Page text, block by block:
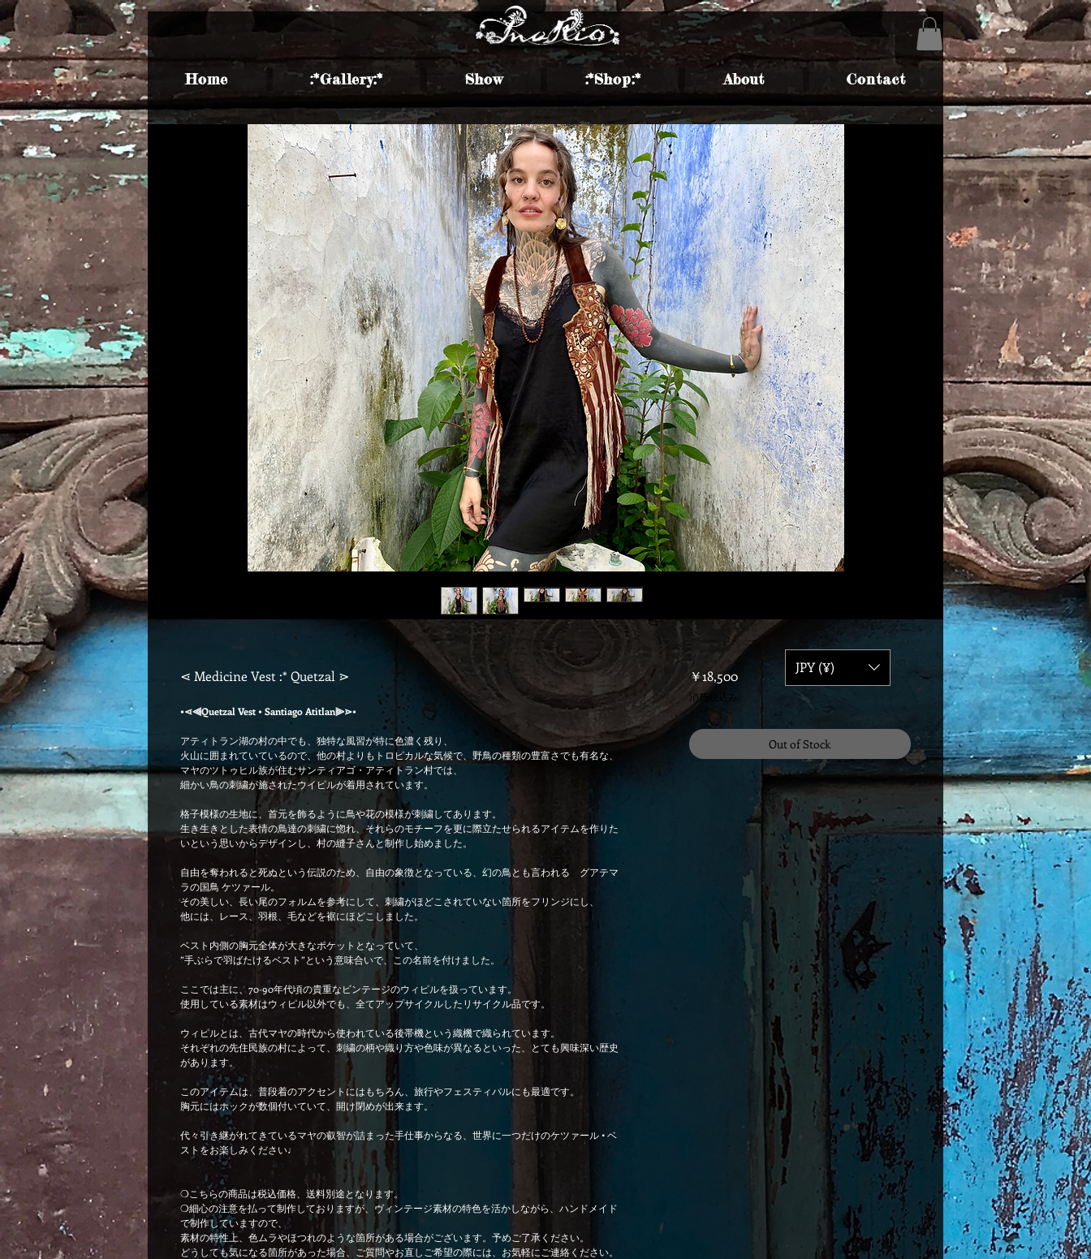
⋖ Medicine Vest :* Quetzal ⋗
•⋖⫷Quetzal Vest • Santiago Atitlan⫸⋗•
アティトラン湖の村の中でも、独特な風習が特に色濃く残り、
火山に囲まれていているので、他の村よりもトロピカルな気候で、野鳥の種類の豊富さでも有名な、
マヤのツトゥヒル族が住むサンティアゴ・アティトラン村では、
細かい鳥の刺繍が施されたウイピルが着用されています。
格子模様の生地に、首元を飾るように鳥や花の模様が刺繍してあります。
生き生きとした表情の鳥達の刺繍に惚れ、それらのモチーフを更に際立たせられるアイテムを作りた
いという思いからデザインし、村の縫子さんと制作し始めました。
自由を奪われると死ぬという伝説のため、自由の象徴となっている、幻の鳥とも言われる グアテマ
ラの国鳥 ケツァール。
その美しい、長い尾のフォルムを参考にして、刺繍がほどこされていない箇所をフリンジにし、
他には、レース、羽根、毛などを裾にほどこしました。
ベスト内側の胸元全体が大きなポケットとなっていて、
”手ぶらで羽ばたけるベスト”という意味合いで、この名前を付けました。
ここでは主に、70-90年代頃の貴重なビンテージのウィピルを扱っています。
使用している素材はウィピル以外でも、全てアップサイクルしたリサイクル品です。
ウィピルとは、古代マヤの時代から使われている後帯機という織機で織られています。
それぞれの先住民族の村によって、刺繍の柄や織り方や色味が異なるといった、とても興味深い歴史
があります。
このアイテムは、普段着のアクセントにはもちろん、旅行やフェスティバルにも最適です。
胸元にはホックが数個付いていて、開け閉めが出来ます。
代々引き継がれてきているマヤの叡智が詰まった手仕事からなる、世界に一つだけのケツァール • ベ
ストをお楽しみください♩
❍こちらの商品は税込価格、送料別途となります。
❍細心の注意を払って制作しておりますが、ヴィンテージ素材の特色を活かしながら、ハンドメイド
で制作していますので、
素材の特性上、色ムラやほつれのような箇所がある場合がございます。予めご了承ください。
どうしても気になる箇所があった場合、ご質問やお直しご希望の際には、お気軽にご連絡ください。
￥18,500価
消費税込み
Out of Stock
JPY (¥)
Home ​:*Gallery:* Show ​:*Shop:* About Contact